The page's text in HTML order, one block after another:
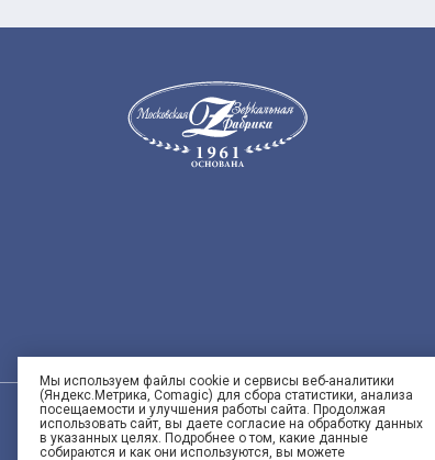
Мы используем файлы cookie и сервисы веб-аналитики
(Яндекс.Метрика, Comagic) для сбора статистики, анализа
посещаемости и улучшения работы сайта. Продолжая
использовать сайт, вы даете согласие на обработку данных
в указанных целях. Подробнее о том, какие данные
собираются и как они используются, вы можете